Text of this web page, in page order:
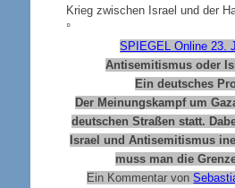
Krieg zwischen Israel und der
°
SPIEGEL Online 23.
Antisemitismus oder
Ein deutsches
Der Meinungskampf um
deutschen Straßen statt.
Israel und Antisemitismus
muss man die
Ein Kommentar von